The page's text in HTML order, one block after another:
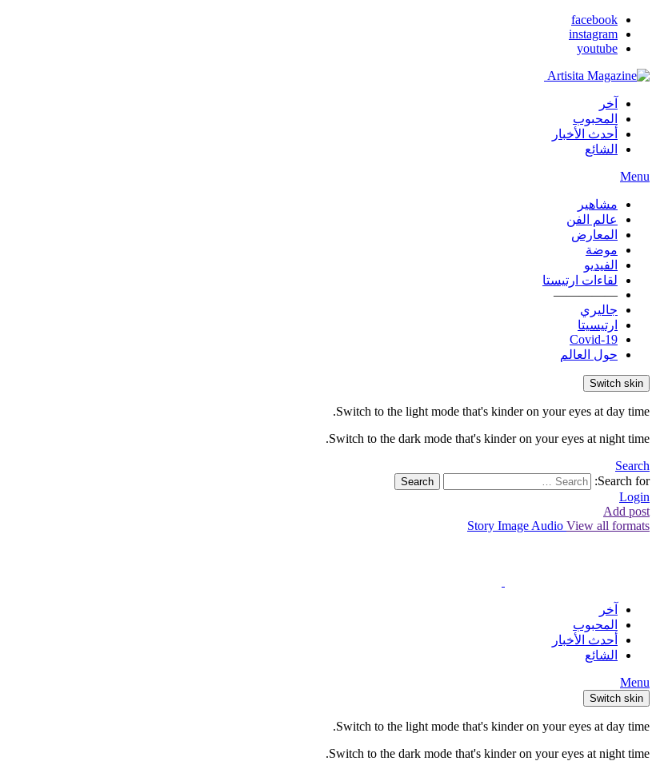
facebook
instagram
youtube
آخر
المحبوب
أحدث الأخبار
الشائع
Menu
مشاهير
عالم الفن
المعارض
موضة
الفيديو
لقاءات ارتيستا
—————
جاليري
ارتيسيتا
Covid-19
حول العالم
Switch skin
Switch to the light mode that's kinder on your eyes at day time.
Switch to the dark mode that's kinder on your eyes at night time.
Search
Search for:
Search
Login
Add post
Story Image Audio View all formats
آخر
المحبوب
أحدث الأخبار
الشائع
Menu
Switch skin
Switch to the light mode that's kinder on your eyes at day time.
Switch to the dark mode that's kinder on your eyes at night time.